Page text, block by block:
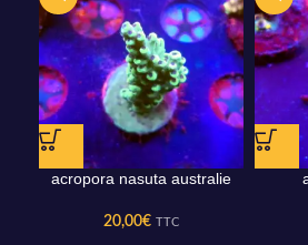
acropora nasuta australie
20,00€ TTC